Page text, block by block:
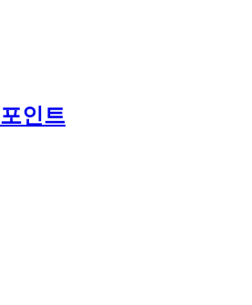
인트